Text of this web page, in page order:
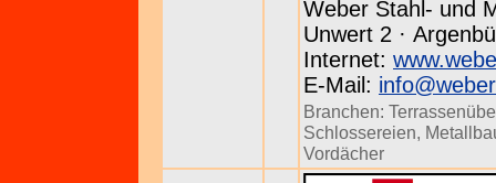
Weber Stahl- und
Unwert 2 ·
Internet:
E-Mail:
Branchen:
Schlossereien,
Vordächer